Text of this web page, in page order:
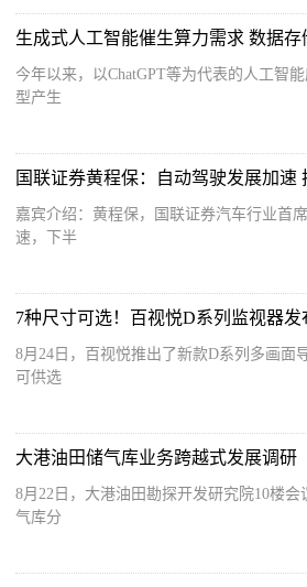
生成式人工智能催生算力需求 数据
今年以来，以ChatGPT等为代表的人工智
型产生
国联证券黄程保：自动驾驶发展加速
嘉宾介绍：黄程保，国联证券汽车行业首
速，下半
8月24日，百视悦推出了新款D系列多画面
可供选
大港油田储气库业务跨越式发展调研
8月22日，大港油田勘探开发研究院10楼
气库分